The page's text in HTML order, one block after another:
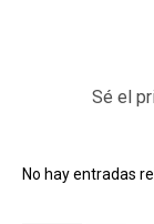
Sé el
No hay entradas